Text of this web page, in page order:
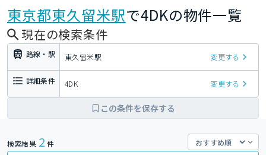
東京都東久留米駅で4DKの物件一覧
現在の検索条件
路線・駅 東久留米駅 変更する
詳細条件 4DK 変更する
この条件を保存する
検索結果 2 件